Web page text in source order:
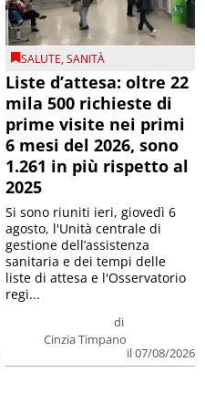
SALUTE,SANITÀ
Liste d’attesa: oltre 22
mila 500 richieste di
prime visite nei primi
6 mesi del 2026, sono
1.261 in più rispetto al
2025
di
Cinzia Timpano
il 07/08/2026
Si sono riuniti ieri, giovedì 6
agosto, l'Unità centrale di
gestione dell’assistenza
sanitaria e dei tempi delle
liste di attesa e l'Osservatorio
regi...